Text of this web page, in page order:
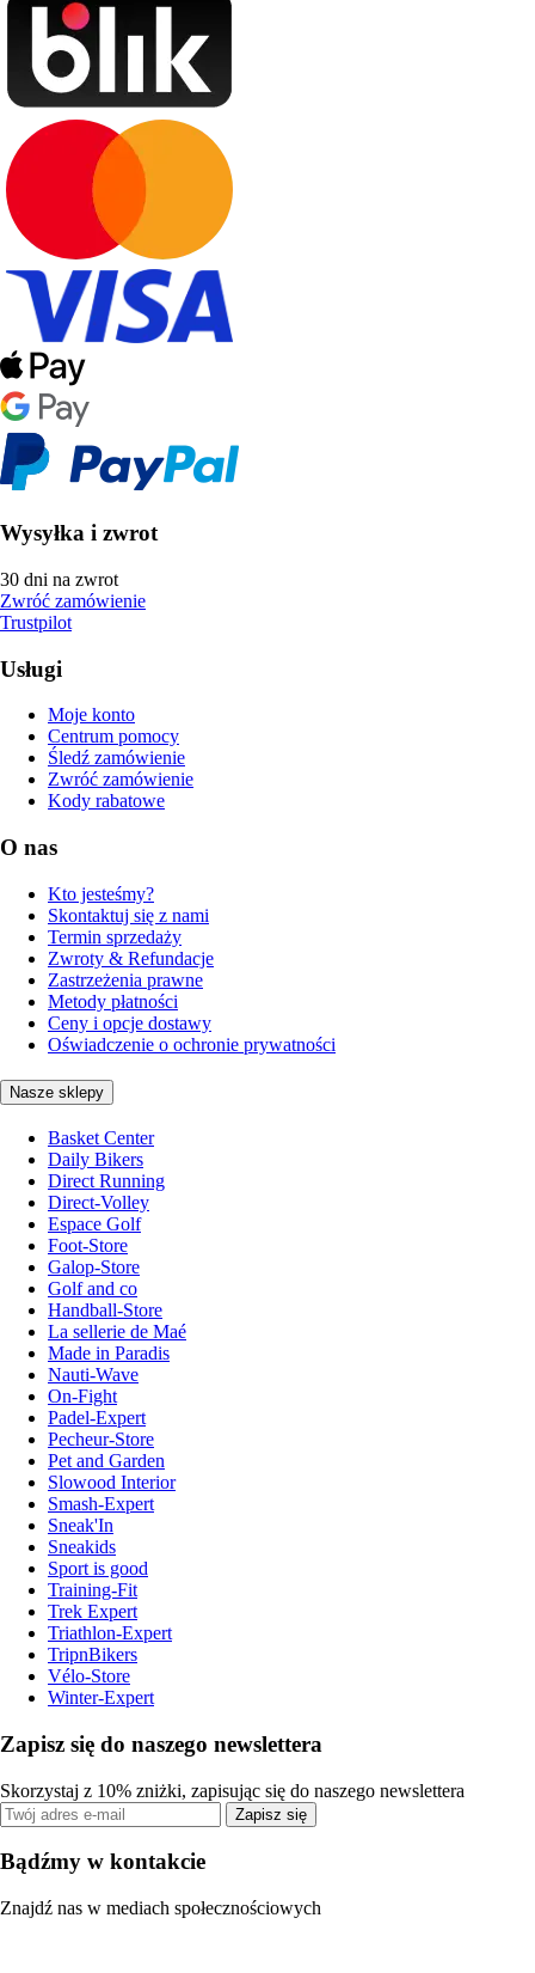
Wysyłka i zwrot
30 dni na zwrot
Zwróć zamówienie
Trustpilot
Usługi
Moje konto
Centrum pomocy
Śledź zamówienie
Zwróć zamówienie
Kody rabatowe
O nas
Kto jesteśmy?
Skontaktuj się z nami
Termin sprzedaży
Zwroty & Refundacje
Zastrzeżenia prawne
Metody płatności
Ceny i opcje dostawy
Oświadczenie o ochronie prywatności
Nasze sklepy
Basket Center
Daily Bikers
Direct Running
Direct-Volley
Espace Golf
Foot-Store
Galop-Store
Golf and co
Handball-Store
La sellerie de Maé
Made in Paradis
Nauti-Wave
On-Fight
Padel-Expert
Pecheur-Store
Pet and Garden
Slowood Interior
Smash-Expert
Sneak'In
Sneakids
Sport is good
Training-Fit
Trek Expert
Triathlon-Expert
TripnBikers
Vélo-Store
Winter-Expert
Zapisz się do naszego newslettera
Skorzystaj z 10% zniżki, zapisując się do naszego newslettera
Zapisz się
Bądźmy w kontakcie
Znajdź nas w mediach społecznościowych